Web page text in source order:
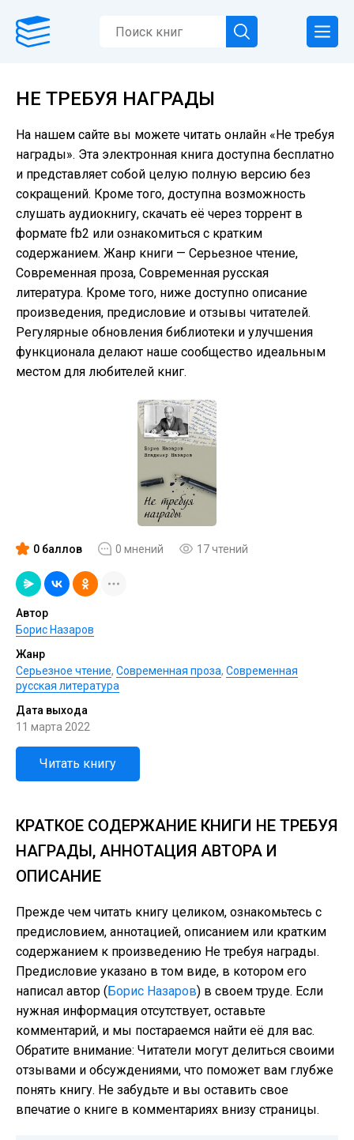
НЕ ТРЕБУЯ НАГРАДЫ
На нашем сайте вы можете читать онлайн «Не требуя
награды». Эта электронная книга доступна бесплатно
и представляет собой целую полную версию без
сокращений. Кроме того, доступна возможность
слушать аудиокнигу, скачать её через торрент в
формате fb2 или ознакомиться с кратким
содержанием. Жанр книги — Серьезное чтение,
Современная проза, Современная русская
литература. Кроме того, ниже доступно описание
произведения, предисловие и отзывы читателей.
Регулярные обновления библиотеки и улучшения
функционала делают наше сообщество идеальным
местом для любителей книг.
0 баллов 0 мнений 17 чтений
Автор
Борис Назаров
Жанр
Серьезное чтение, Современная проза, Современная
русская литература
Дата выхода
11 марта 2022
Читать книгу
КРАТКОЕ СОДЕРЖАНИЕ КНИГИ НЕ ТРЕБУЯ
НАГРАДЫ, АННОТАЦИЯ АВТОРА И
ОПИСАНИЕ
Прежде чем читать книгу целиком, ознакомьтесь с
предисловием, аннотацией, описанием или кратким
содержанием к произведению Не требуя награды.
Предисловие указано в том виде, в котором его
написал автор (Борис Назаров) в своем труде. Если
нужная информация отсутствует, оставьте
комментарий, и мы постараемся найти её для вас.
Обратите внимание: Читатели могут делиться своими
отзывами и обсуждениями, что поможет вам глубже
понять книгу. Не забудьте и вы оставить свое
впечатие о книге в комментариях внизу страницы.